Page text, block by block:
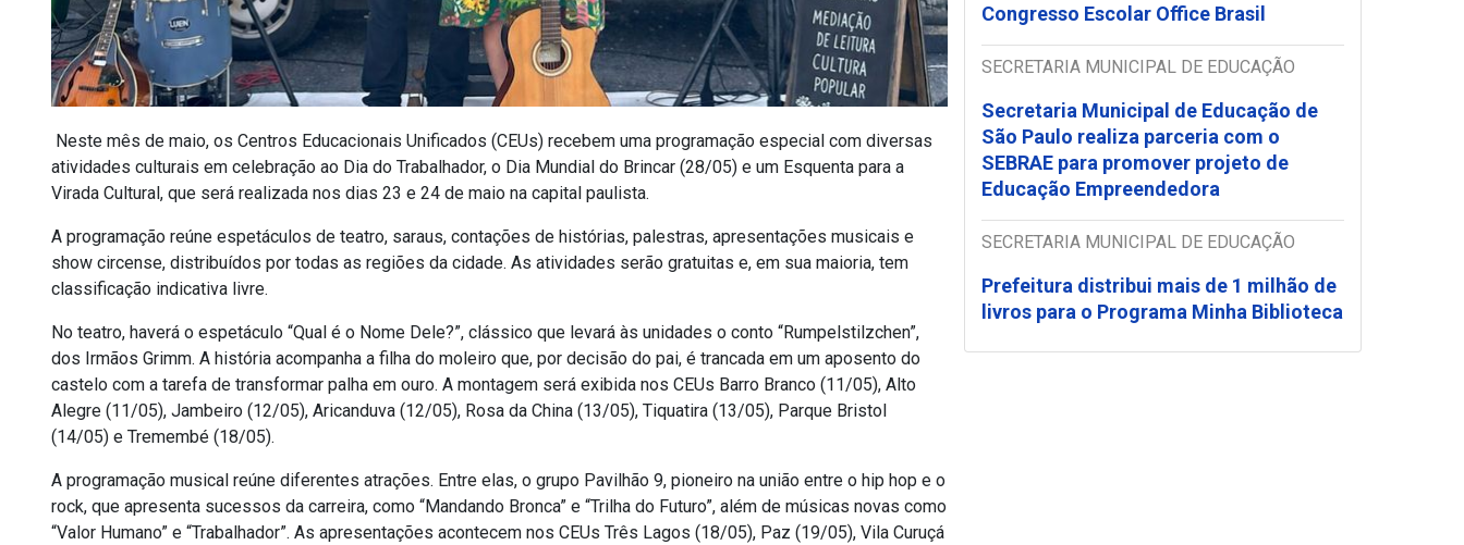
Neste mês de maio, os Centros Educacionais Unificados (CEUs) recebem uma programação especial com diversas
atividades culturais em celebração ao Dia do Trabalhador, o Dia Mundial do Brincar (28/05) e um Esquenta para a
Virada Cultural, que será realizada nos dias 23 e 24 de maio na capital paulista.
A programação reúne espetáculos de teatro, saraus, contações de histórias, palestras, apresentações musicais e
show circense, distribuídos por todas as regiões da cidade. As atividades serão gratuitas e, em sua maioria, tem
classificação indicativa livre.
No teatro, haverá o espetáculo “Qual é o Nome Dele?”, clássico que levará às unidades o conto “Rumpelstilzchen”,
dos Irmãos Grimm. A história acompanha a filha do moleiro que, por decisão do pai, é trancada em um aposento do
castelo com a tarefa de transformar palha em ouro. A montagem será exibida nos CEUs Barro Branco (11/05), Alto
Alegre (11/05), Jambeiro (12/05), Aricanduva (12/05), Rosa da China (13/05), Tiquatira (13/05), Parque Bristol
(14/05) e Tremembé (18/05).
A programação musical reúne diferentes atrações. Entre elas, o grupo Pavilhão 9, pioneiro na união entre o hip hop e o
rock, que apresenta sucessos da carreira, como “Mandando Bronca” e “Trilha do Futuro”, além de músicas novas como
“Valor Humano” e “Trabalhador”. As apresentações acontecem nos CEUs Três Lagos (18/05), Paz (19/05), Vila Curuçá
Congresso Escolar Office Brasil
SECRETARIA MUNICIPAL DE EDUCAÇÃO
Secretaria Municipal de Educação de
São Paulo realiza parceria com o
SEBRAE para promover projeto de
Educação Empreendedora
SECRETARIA MUNICIPAL DE EDUCAÇÃO
Prefeitura distribui mais de 1 milhão de
livros para o Programa Minha Biblioteca